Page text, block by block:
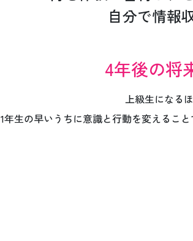
自分で情報
4年後の将
上級生になる
1年生の早いうちに意識と行動を変えること